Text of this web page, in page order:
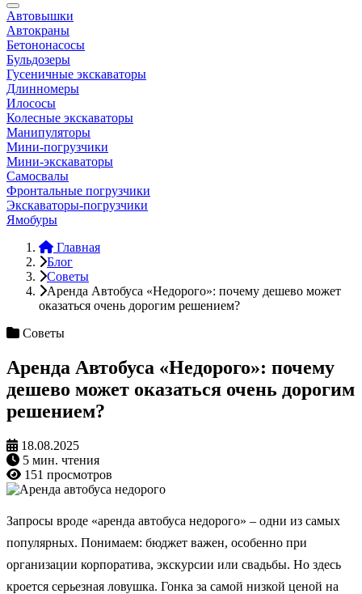
Автовышки
Автокраны
Бетононасосы
Бульдозеры
Гусеничные экскаваторы
Длинномеры
Илососы
Колесные экскаваторы
Манипуляторы
Мини-погрузчики
Мини-экскаваторы
Самосвалы
Фронтальные погрузчики
Экскаваторы-погрузчики
Ямобуры
Главная
Блог
Советы
Аренда Автобуса «Недорого»: почему дешево может
оказаться очень дорогим решением?
Советы
Аренда Автобуса «Недорого»: почему
дешево может оказаться очень дорогим
решением?
18.08.2025
5 мин. чтения
151 просмотров
Запросы вроде «аренда автобуса недорого» – одни из самых
популярных. Понимаем: бюджет важен, особенно при
организации корпоратива, экскурсии или свадьбы. Но здесь
кроется серьезная ловушка. Гонка за самой низкой ценой на